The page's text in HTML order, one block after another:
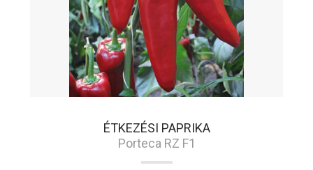
ÉTKEZÉSI PAPRIKA
Porteca RZ F1